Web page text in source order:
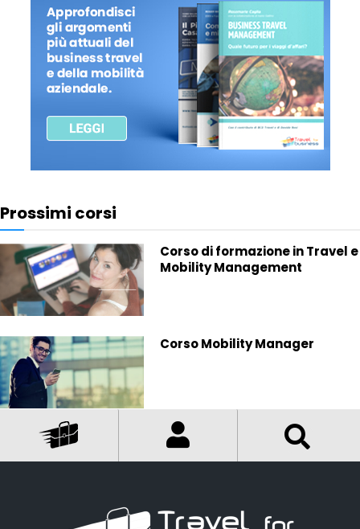
Prossimi corsi
Corso di formazione in Travel e
Mobility Management
Corso Mobility Manager